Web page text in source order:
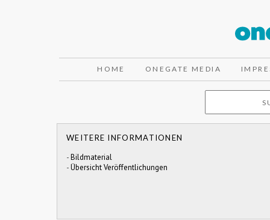
HOME ONEGATE MEDIA
WEITERE INFORMATIONEN
-Bildmaterial
-Übersicht Veröffentlichungen